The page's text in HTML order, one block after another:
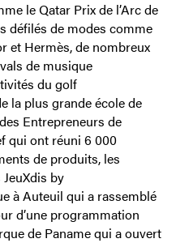
le Qatar Prix de l’Arc de
défilés de modes comme
et Hermès, de nombreux
de musique
du golf
la plus grande école de
Entrepreneurs de
qui ont réuni 6 000
de produits, les
by
à Auteuil qui a rassemblé
d’une programmation
de Paname qui a ouvert